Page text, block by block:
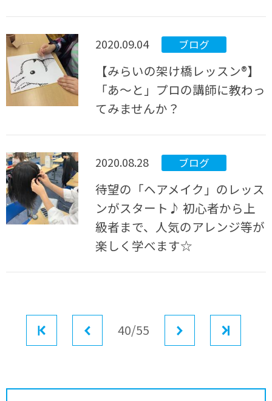
2020.09.04 ブログ
【みらいの架け橋レッスン®】
「あ～と」プロの講師に教わっ
てみませんか？
2020.08.28 ブログ
待望の「ヘアメイク」のレッス
ンがスタート♪ 初心者から上
級者まで、人気のアレンジ等が
楽しく学べます☆
前へ40/55